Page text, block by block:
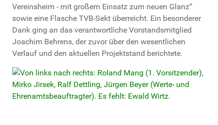
Vereinsheim - mit großem Einsatz zum neuen Glanz“
sowie eine Flasche TVB-Sekt überreicht. Ein besonderer
Dank ging an das verantwortliche Vorstandsmitglied
Joachim Behrens, der zuvor über den wesentlichen
Verlauf und den aktuellen Projektstand berichtete.